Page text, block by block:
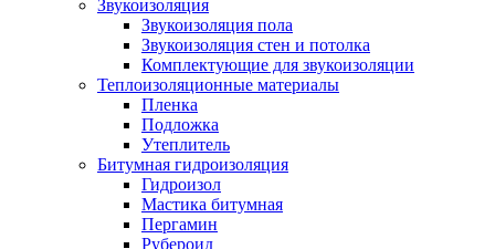
Звукоизоляция
Звукоизоляция пола
Звукоизоляция стен и потолка
Комплектующие для звукоизоляции
Теплоизоляционные материалы
Пленка
Подложка
Утеплитель
Битумная гидроизоляция
Гидроизол
Мастика битумная
Пергамин
Рубероид